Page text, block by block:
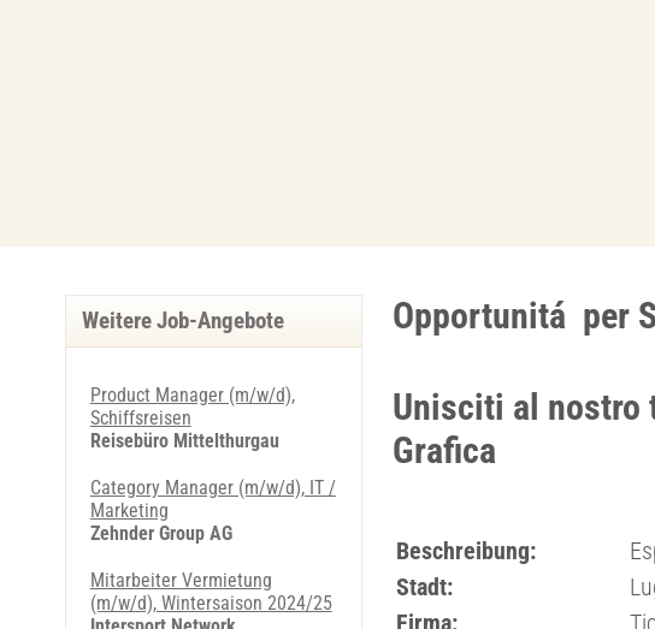
Opportunitá per
Unisciti al nostro
Grafica
Beschreibung:
Stadt:
Firma:
Weitere Job-Angebote
Product Manager (m/w/d),
Schiffsreisen
Reisebüro Mittelthurgau
Category Manager (m/w/d), IT /
Marketing
Zehnder Group AG
Mitarbeiter Vermietung
(m/w/d), Wintersaison 2024/25